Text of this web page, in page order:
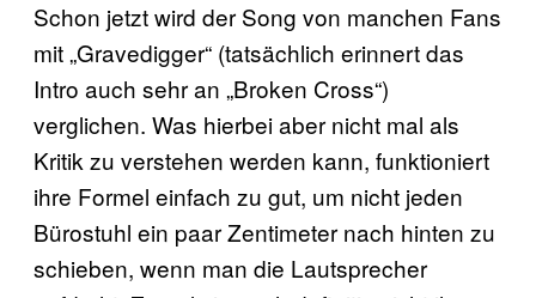
Schon jetzt wird der Song von manchen Fans
mit „Gravedigger“ (tatsächlich erinnert das
Intro auch sehr an „Broken Cross“)
verglichen. Was hierbei aber nicht mal als
Kritik zu verstehen werden kann, funktioniert
ihre Formel einfach zu gut, um nicht jeden
Bürostuhl ein paar Zentimeter nach hinten zu
schieben, wenn man die Lautsprecher